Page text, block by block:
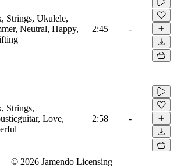
Strings, Ukulele,
Neutral, Happy,
2:45 -
Strings,
Love,
2:58 -
© 2026 Jamendo Licensing